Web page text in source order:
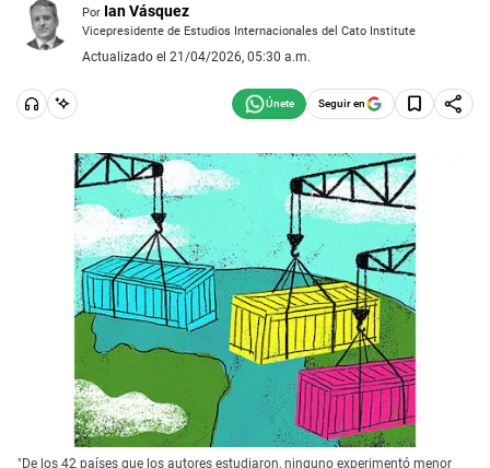
Por Ian Vásquez
Vicepresidente de Estudios Internacionales del Cato Institute
Actualizado el 21/04/2026, 05:30 a.m.
Seguir en
"De los 42 países que los autores estudiaron, ninguno experimentó menor